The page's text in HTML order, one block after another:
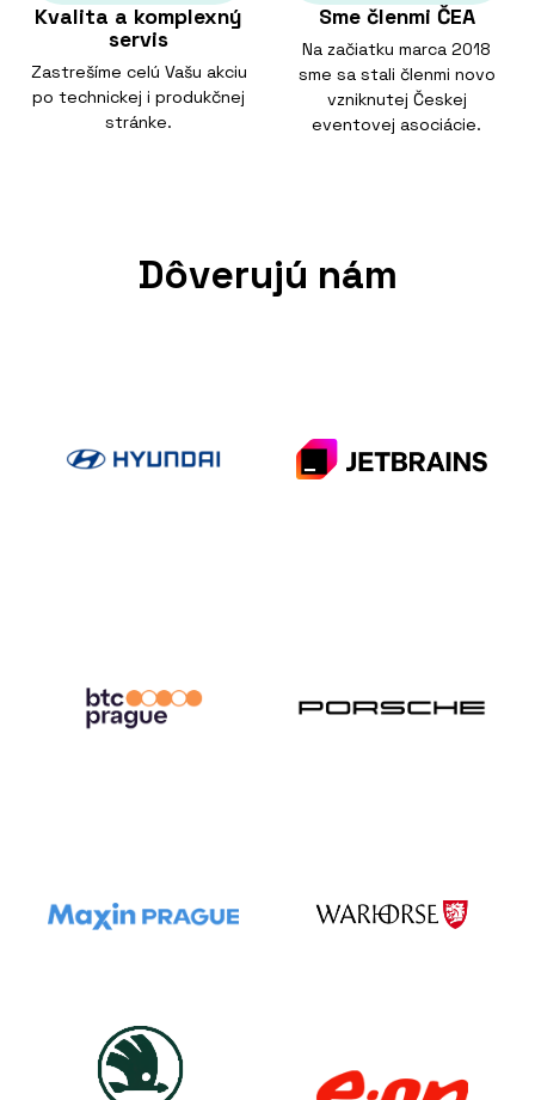
Kvalita a komplexný
servis
Zastrešíme celú Vašu akciu
po technickej i produkčnej
stránke.
Sme členmi ČEA
Na začiatku marca 2018
sme sa stali členmi novo
vzniknutej Českej
eventovej asociácie.
Dôverujú nám